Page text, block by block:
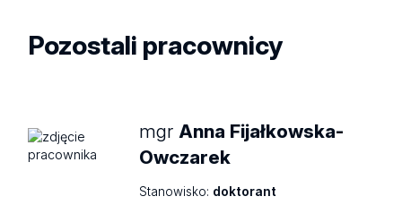
Pozostali pracownicy
mgrAnna Fijałkowska-
Owczarek
Stanowisko: doktorant